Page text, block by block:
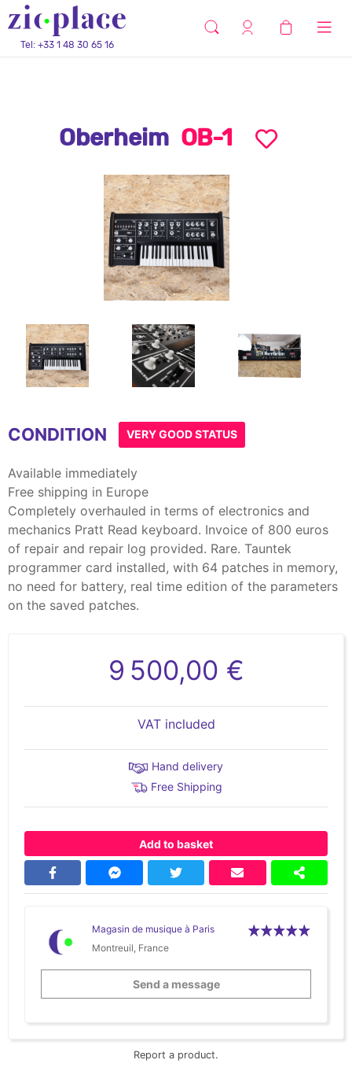
Tel: +33 1 48 30 65 16
Oberheim OB-1
of
CONDITION VERY GOOD STATUS
Available immediately
Free shipping in Europe
Completely overhauled in terms of electronics and
mechanics Pratt Read keyboard. Invoice of 800 euros
of repair and repair log provided. Rare. Tauntek
programmer card installed, with 64 patches in memory,
no need for battery, real time edition of the parameters
on the saved patches.
9 500,00 €
VAT included
Hand delivery
Free Shipping
Add to basket
Magasin de musique à Paris
Montreuil, France
Send a message
Report a product.